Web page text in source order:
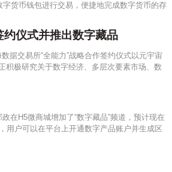
货币钱包进行交易，便捷地完成数字货币的存
仪式并推出数字藏品
据交易所“全能力”战略合作签约仪式以元宇宙
积极研究关于数字经济、多层次要素市场、数
在H5微商城增加了“数字藏品”频道，预计现在
用户可以在平台上开通数字产品账户并生成区